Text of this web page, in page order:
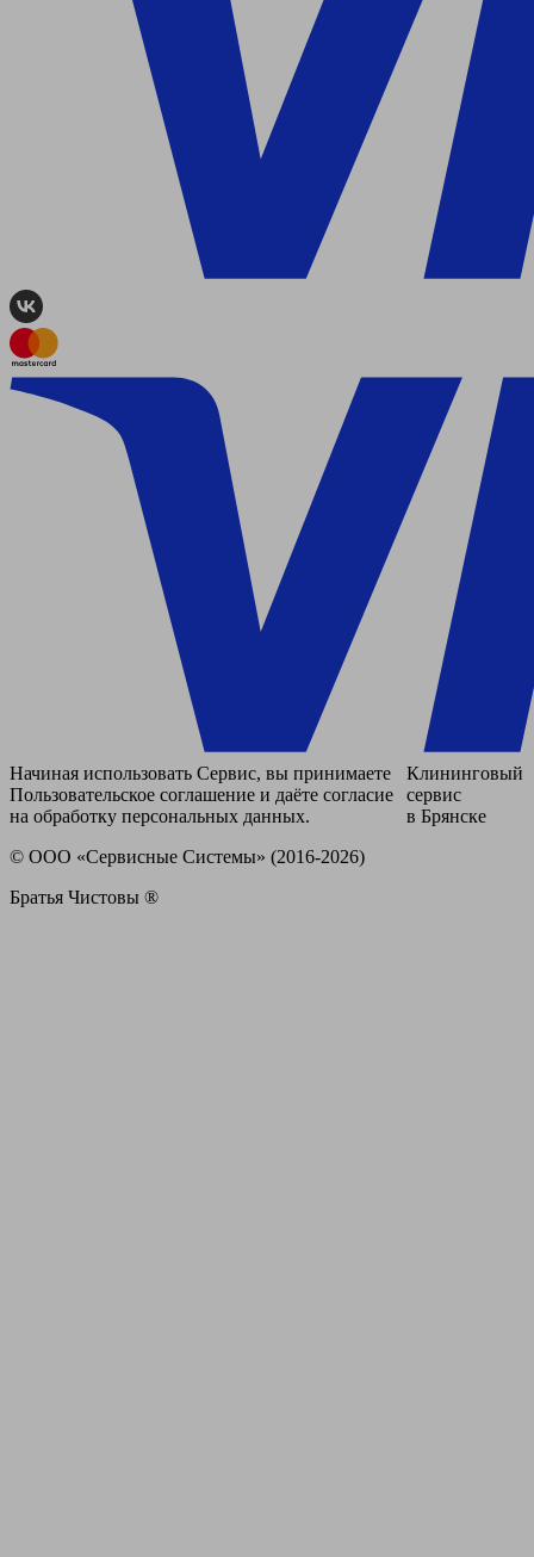
Начиная использовать Сервис, вы принимаете
Пользовательское соглашение и даёте согласие
на обработку персональных данных.
© ООО «Сервисные Системы» (2016-2026)
Братья Чистовы ®
Клининговый
сервис
в Брянске